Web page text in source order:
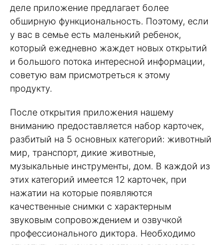
деле приложение предлагает более
обширную функциональность. Поэтому, если
у вас в семье есть маленький ребенок,
который ежедневно жаждет новых открытий
и большого потока интересной информации,
советую вам присмотреться к этому
продукту.
После открытия приложения нашему
вниманию предоставляется набор карточек,
разбитый на 5 основных категорий: животный
мир, транспорт, дикие животные,
музыкальные инструменты, дом. В каждой из
этих категорий имеется 12 карточек, при
нажатии на которые появляются
качественные снимки с характерным
звуковым сопровождением и озвучкой
профессионального диктора. Необходимо